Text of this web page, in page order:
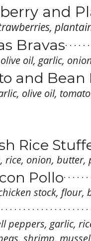
and
Bravas. . . . .
. . . . .
. . . .
. . . . .
. . . . .
. . . . .
. . . .
. . . .
. . . .
oil, garlic,
and
olive oil,
Rice
rice, onion,
Pollo. . . . .
. . . . . .
. . . .
. . . . .
. . . . . .
. . . . .
. . . . . .
stock,
. . . . . . . . . . . . . . . . . . .
. . . . . . . . . . . . . . . . . . .
. . . . . . . . . . . . . . . . . . . .
peppers, garlic,